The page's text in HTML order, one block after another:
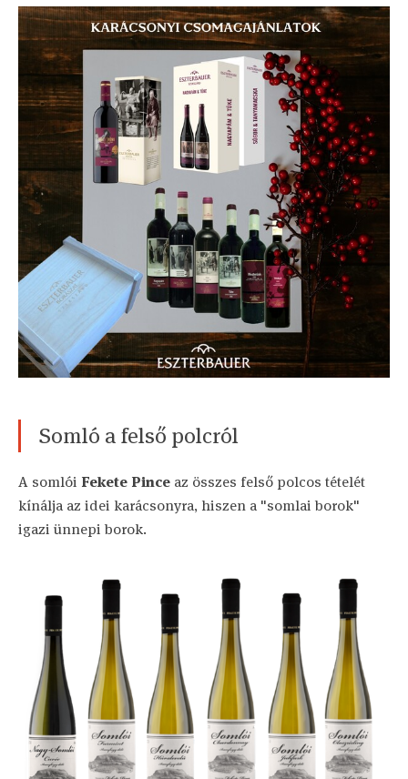
Somló a felső polcról
A somlói Fekete Pince az összes felső polcos tételét
kínálja az idei karácsonyra, hiszen a "somlai borok"
igazi ünnepi borok.